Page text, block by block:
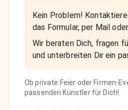
Kein Problem!
das Formular, per Mail
Wir beraten Dich, fragen
und unterbreiten Dir ein
Ob private Feier oder Firmen-
passenden Künstler für Dich!